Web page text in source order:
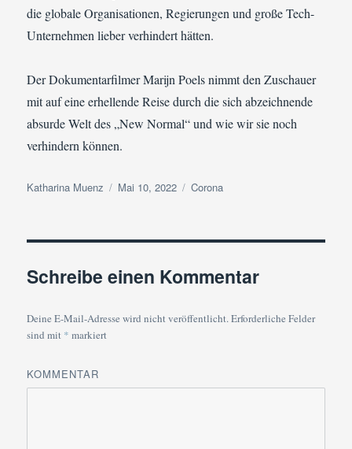
die globale Organisationen, Regierungen und große Tech-
Unternehmen lieber verhindert hätten.
Der Dokumentarfilmer Marijn Poels nimmt den Zuschauer
mit auf eine erhellende Reise durch die sich abzeichnende
absurde Welt des „New Normal“ und wie wir sie noch
verhindern können.
Autor
Katharina Muenz
Veröffentlicht
Mai 10, 2022 Kategorien
Corona
Schreibe einen Kommentar
Deine E-Mail-Adresse wird nicht veröffentlicht.Erforderliche Felder
sind mit * markiert
KOMMENTAR